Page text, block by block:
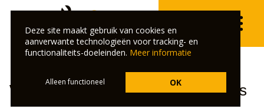
Wetenschap en Techniek-onderwijs
Deze site maakt gebruik van cookies en
aanverwante technologieën voor tracking- en
functionaliteits-doeleinden. Meer informatie
Alleen functioneel OK